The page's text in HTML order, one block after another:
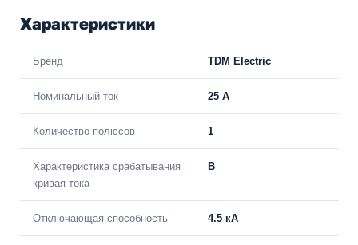
Характеристики
Бренд TDM Electric
Номинальный ток 25 A
Количество полюсов 1
Характеристика срабатывания
кривая тока
B
Отключающая способность 4.5 кА